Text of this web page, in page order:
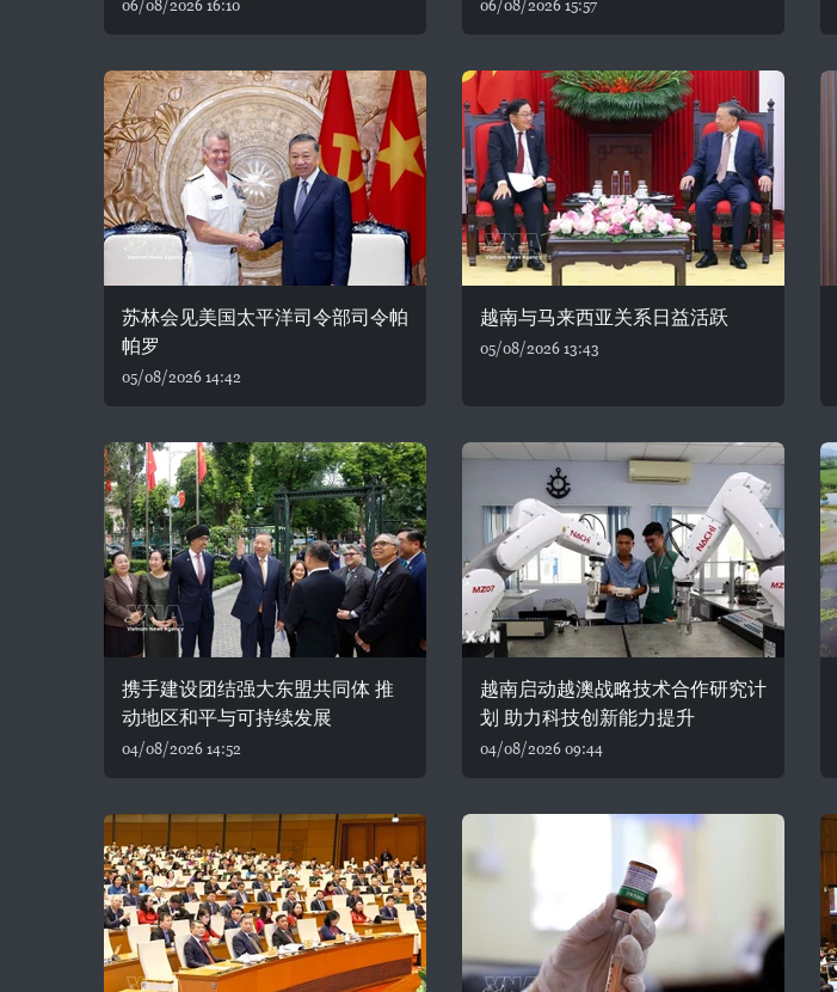
06/08/2026 16:10 06/08/2026 15:57
苏林会见美国太平洋司令部司令帕
帕罗
05/08/2026 14:42
越南与马来西亚关系日益活跃
05/08/2026 13:43
携手建设团结强大东盟共同体 推
动地区和平与可持续发展
04/08/2026 14:52
越南启动越澳战略技术合作研究计
划 助力科技创新能力提升
04/08/2026 09:44